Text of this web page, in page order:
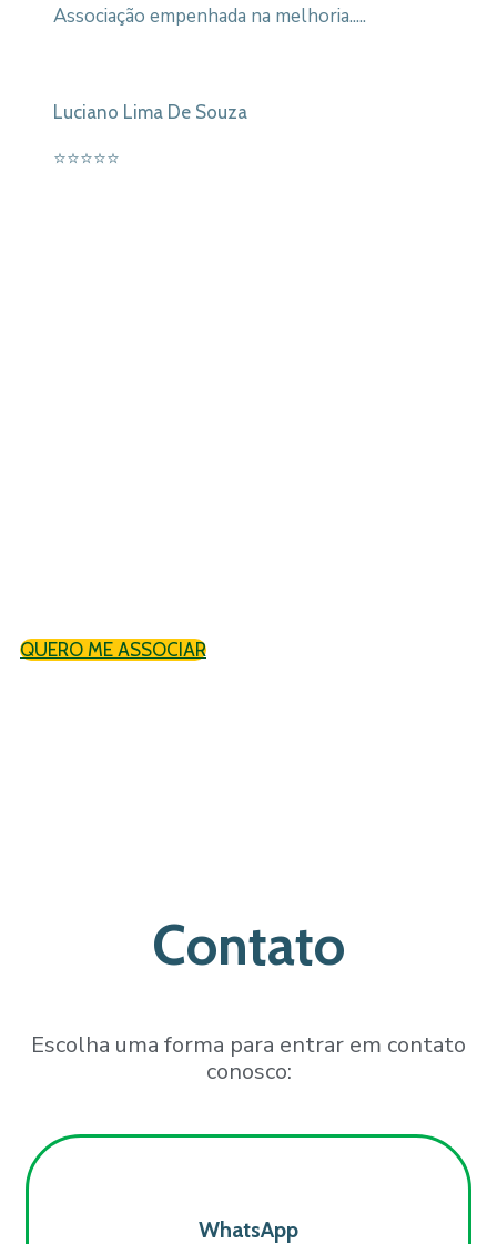
Associação empenhada na melhoria.....
Luciano Lima De Souza
⭐⭐⭐⭐⭐
QUERO ME ASSOCIAR
Contato
Escolha uma forma para entrar em contato
conosco:
WhatsApp